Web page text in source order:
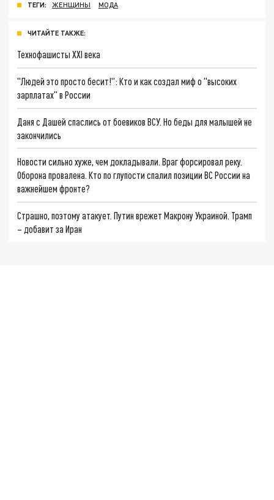
ТЕГИ: ЖЕНЩИНЫ МОДА
ЧИТАЙТЕ ТАКЖЕ:
Технофашисты XXI века
"Людей это просто бесит!": Кто и как создал миф о "высоких
зарплатах" в России
Даня с Дашей спаслись от боевиков ВСУ. Но беды для малышей не
закончились
Новости сильно хуже, чем докладывали. Враг форсировал реку.
Оборона провалена. Кто по глупости спалил позиции ВС России на
важнейшем фронте?
Страшно, поэтому атакует. Путин врежет Макрону Украиной. Трамп
– добавит за Иран